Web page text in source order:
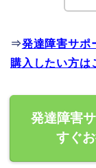
⇒発達障害サポ
購入したい方は
発達障害
すぐ